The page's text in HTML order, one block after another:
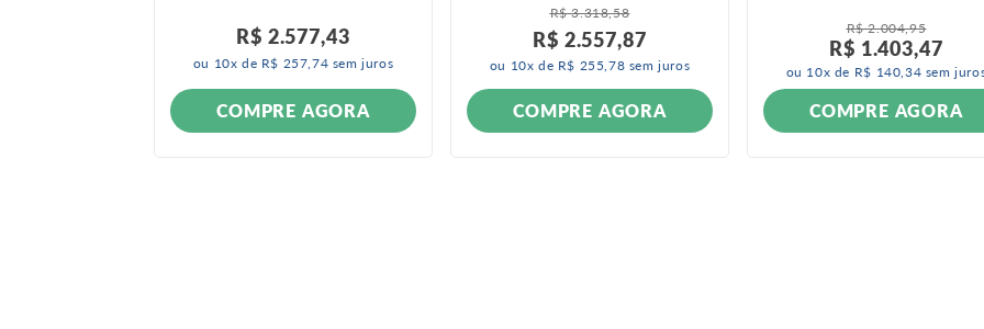
R$ 2.577,43
ou 10x de R$ 257,74 sem juros
COMPRE AGORA
R$ 3.318,58
R$ 2.557,87
ou 10x de R$ 255 78 sem juros
COMPRE AGORA
R$ 2.004,95
R$ 1.403,47
ou 10x de R$ 140 34 sem
COMPRE AGORA